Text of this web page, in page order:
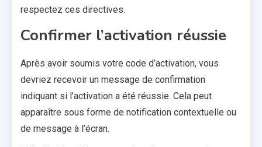
respectez ces directives.
Confirmer l’activation réussie
Après avoir soumis votre code d’activation, vous
devriez recevoir un message de confirmation
indiquant si l’activation a été réussie. Cela peut
apparaître sous forme de notification contextuelle ou
de message à l’écran.